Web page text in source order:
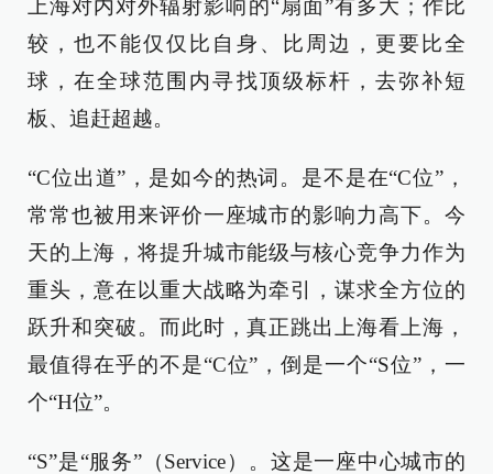
上海对内对外辐射影响的“扇面”有多大；作比
较，也不能仅仅比自身、比周边，更要比全
球，在全球范围内寻找顶级标杆，去弥补短
板、追赶超越。
“C位出道”，是如今的热词。是不是在“C位”，
常常也被用来评价一座城市的影响力高下。今
天的上海，将提升城市能级与核心竞争力作为
重头，意在以重大战略为牵引，谋求全方位的
跃升和突破。而此时，真正跳出上海看上海，
最值得在乎的不是“C位”，倒是一个“S位”，一
个“H位”。
“S”是“服务”（Service）。这是一座中心城市的